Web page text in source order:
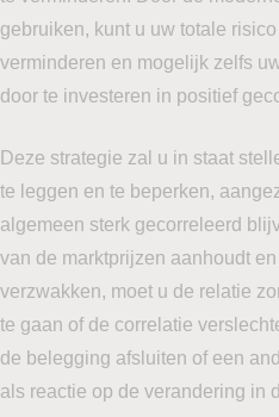
gebruiken, kunt u uw totale
verminderen en mogelijk zelfs
door te investeren in positief
Deze strategie zal u in staat
te leggen en te beperken,
algemeen sterk gecorreleerd
van de marktprijzen aanhoudt
verzwakken, moet u de relatie
te gaan of de correlatie
de belegging afsluiten of een
als reactie op de verandering in